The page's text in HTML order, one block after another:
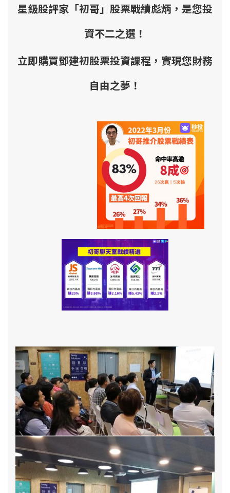
星級股評家「初哥」股票戰績彪炳，是您投
資不二之選！
立即購買鄧建初股票投資課程，實現您財務
自由之夢！